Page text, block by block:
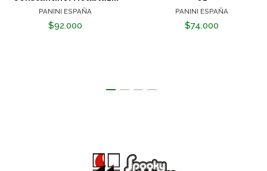
PANINI ESPAÑA
$92.000
PANINI ESPAÑA
$74.000